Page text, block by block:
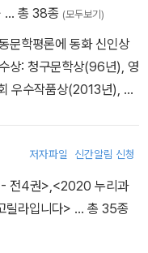
… 총 38종 (모두보기)
문학평론에 동화 신인상
상: 청구문학상(96년), 영
우수작품상(2013년), 대
문상담교사(교육부), 진로
담사, 가족심리상담사, 노
저서: 동화집 《바람새》
월간지에 2021년부터 2
저자파일 신간알림 신청
- 전4권>,<2020 누리과
릴라입니다> … 총 35종